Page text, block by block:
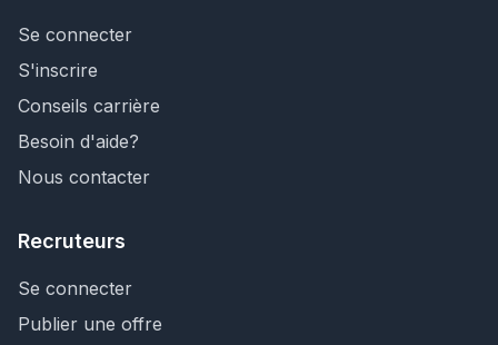
Se connecter
S'inscrire
Conseils carrière
Besoin d'aide?
Nous contacter
Recruteurs
Se connecter
Publier une offre